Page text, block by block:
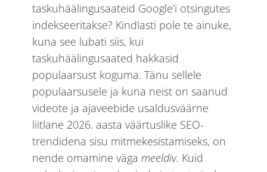
taskuhäälingusaateid Google’i otsingutes
indekseeritakse? Kindlasti pole te ainuke,
kuna see lubati siis, kui
taskuhäälingusaated hakkasid
populaarsust koguma. Tänu sellele
populaarsusele ja kuna neist on saanud
videote ja ajaveebide usaldusväärne
liitlane 2026. aasta väärtuslike SEO-
trendidena sisu mitmekesistamiseks, on
nende omamine väga meeldiv. Kuid